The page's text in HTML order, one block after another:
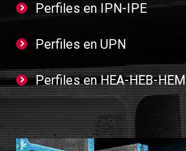
Perfiles en IPN-IPE
Perfiles en UPN
Perfiles en HEA-HEB-HEM